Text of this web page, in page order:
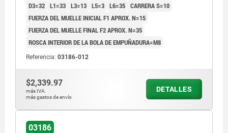
D3=32 L1=33 L3=13 L5=3 L6=35 CARRERA S=10
FUERZA DEL MUELLE INICIAL F1 APROX. N=15
FUERZA DEL MUELLE FINAL F2 APROX. N=35
ROSCA INTERIOR DE LA BOLA DE EMPUÑADURA=M8
Referencia: 03186-012
$2,339.97
más IVA.
más gastos de envío
DETALLES
03186